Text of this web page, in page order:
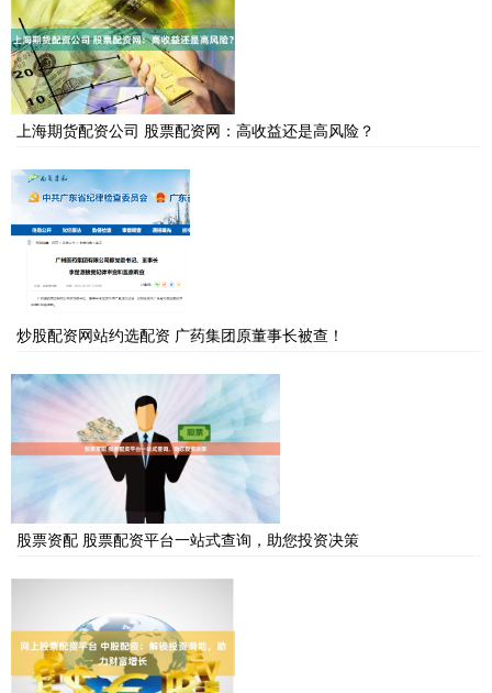
上海期货配资公司 股票配资网：高收益还是高风险？
炒股配资网站约选配资 广药集团原董事长被查！
股票资配 股票配资平台一站式查询，助您投资决策